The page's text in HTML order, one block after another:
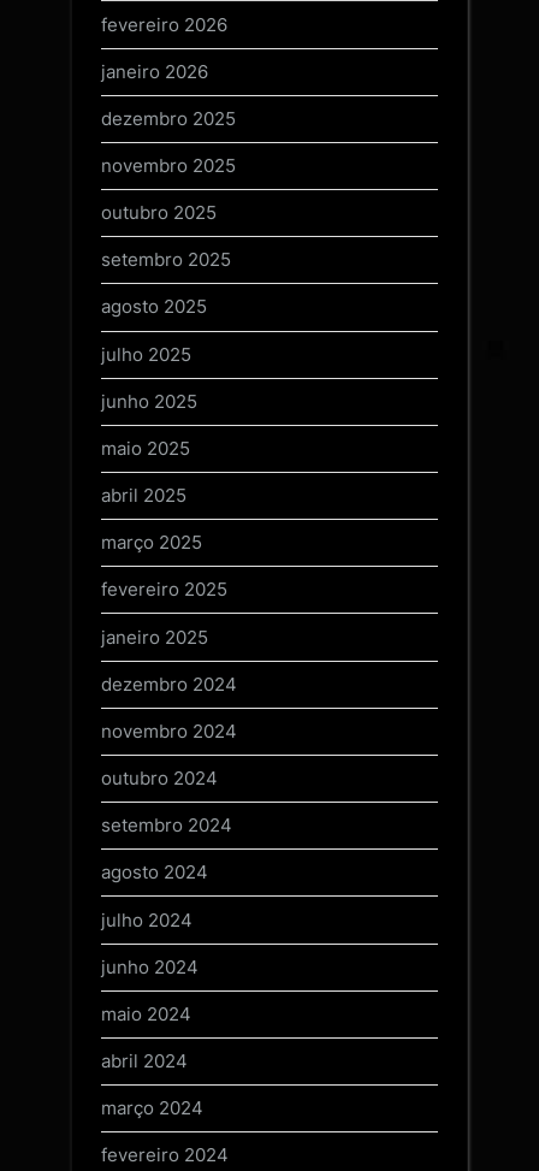
fevereiro 2026
janeiro 2026
dezembro 2025
novembro 2025
outubro 2025
setembro 2025
agosto 2025
julho 2025
junho 2025
maio 2025
abril 2025
março 2025
fevereiro 2025
janeiro 2025
dezembro 2024
novembro 2024
outubro 2024
setembro 2024
agosto 2024
julho 2024
junho 2024
maio 2024
abril 2024
março 2024
fevereiro 2024